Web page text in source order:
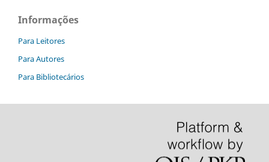
Informações
Para Leitores
Para Autores
Para Bibliotecários